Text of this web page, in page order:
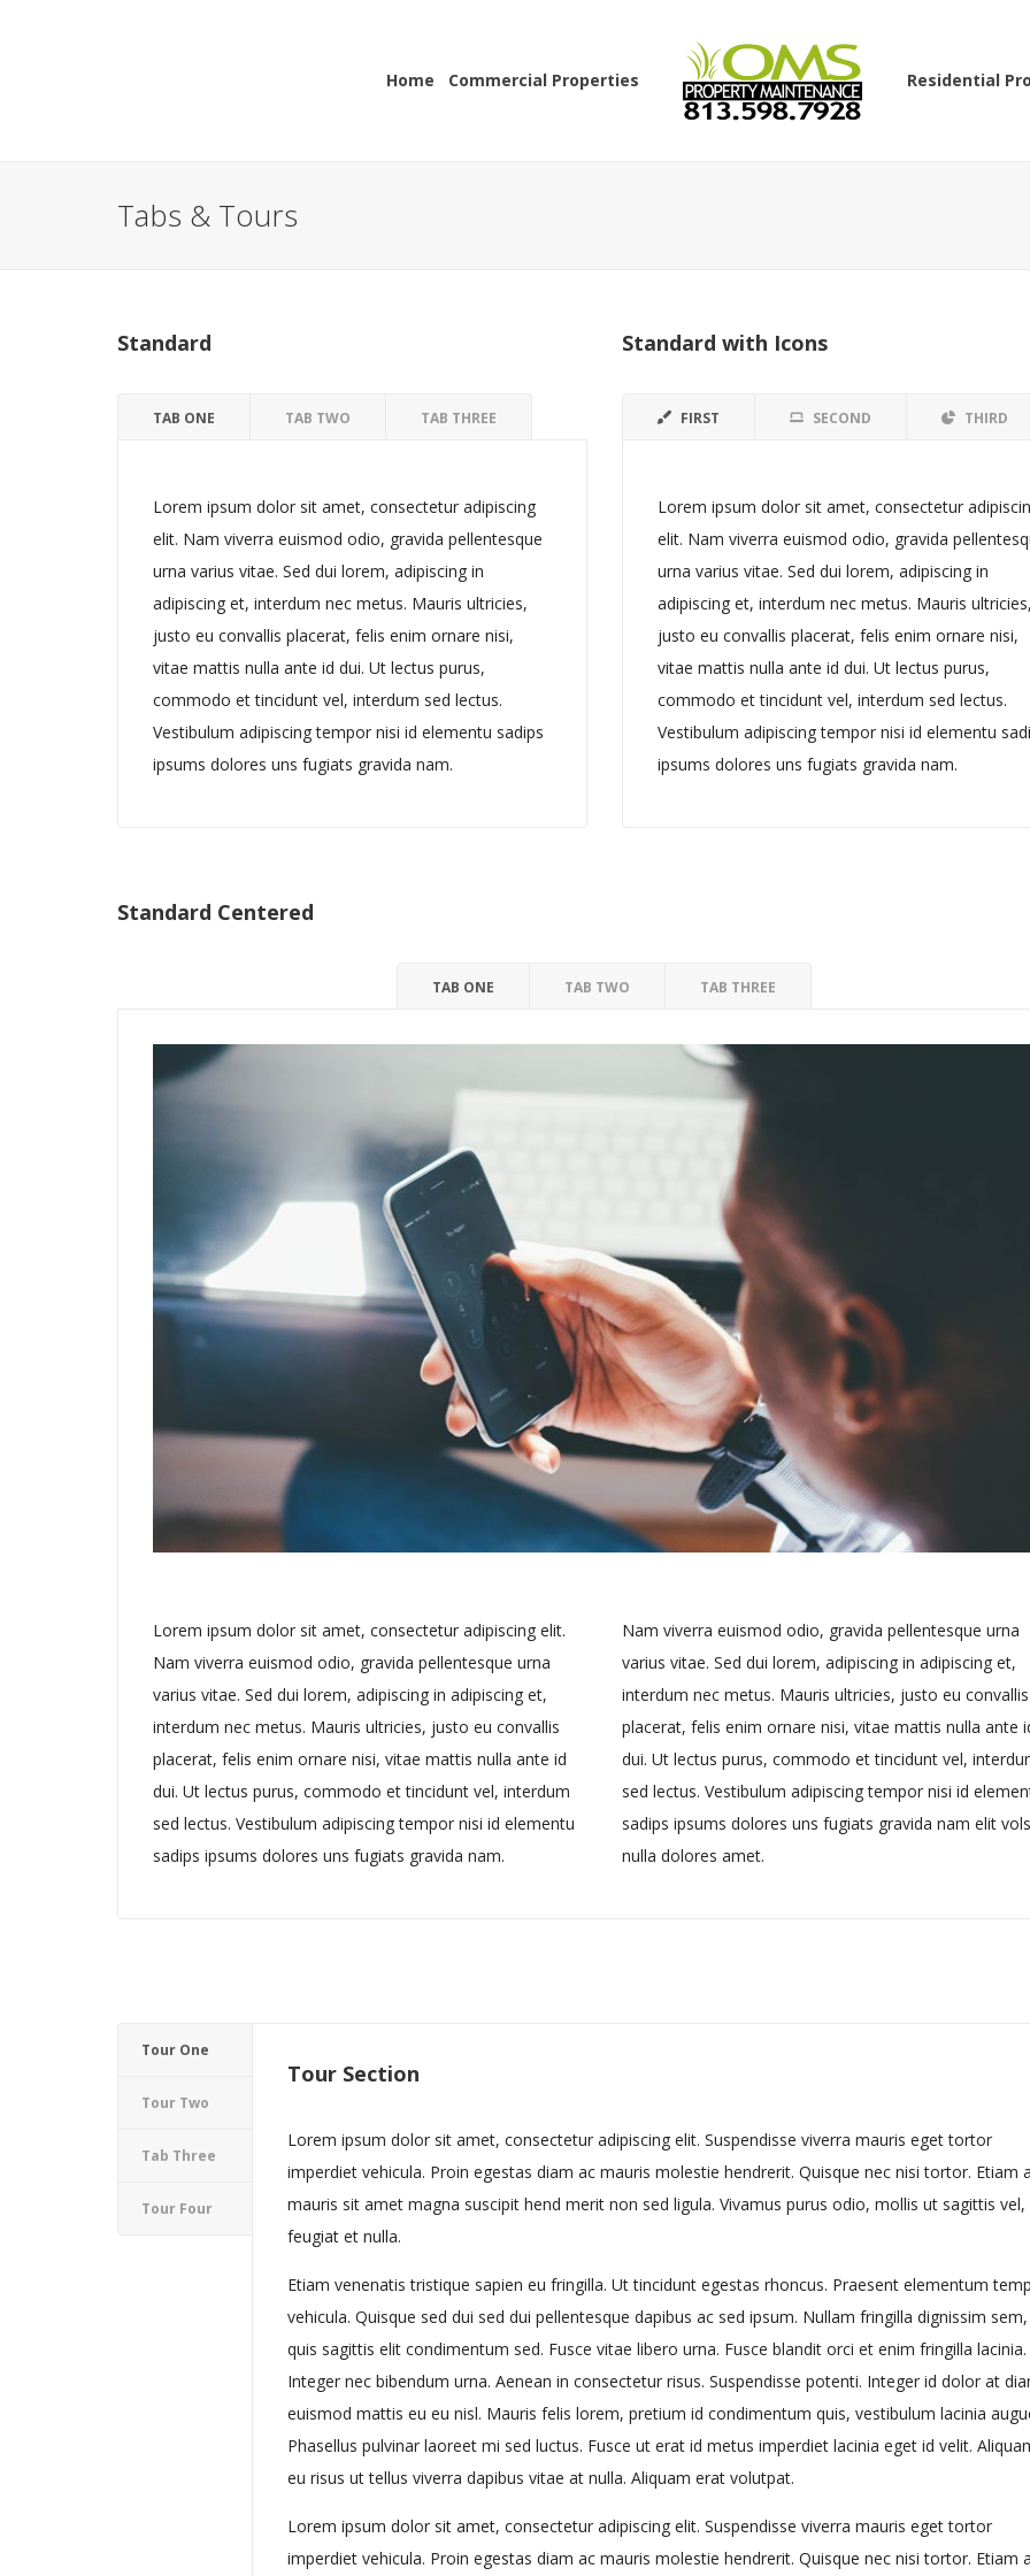
Home Commercial Properties Residential
Tabs & Tours
Standard
TAB ONE TAB TWO TAB THREE
Lorem ipsum dolor sit amet, consectetur adipiscing
elit. Nam viverra euismod odio, gravida pellentesque
urna varius vitae. Sed dui lorem, adipiscing in
adipiscing et, interdum nec metus. Mauris ultricies,
justo eu convallis placerat, felis enim ornare nisi,
vitae mattis nulla ante id dui. Ut lectus purus,
commodo et tincidunt vel, interdum sed lectus.
Vestibulum adipiscing tempor nisi id elementu sadips
ipsums dolores uns fugiats gravida nam.
Standard with Icons
FIRST SECOND THIRD
Lorem ipsum dolor sit amet, consectetur
elit. Nam viverra euismod odio, gravida
urna varius vitae. Sed dui lorem, adipiscing in
adipiscing et, interdum nec metus. Mauris ultricies,
justo eu convallis placerat, felis enim ornare nisi,
vitae mattis nulla ante id dui. Ut lectus purus,
commodo et tincidunt vel, interdum sed lectus.
Vestibulum adipiscing tempor nisi id elementu
ipsums dolores uns fugiats gravida nam.
Standard Centered
TAB ONE TAB TWO TAB THREE
Lorem ipsum dolor sit amet, consectetur adipiscing elit.
Nam viverra euismod odio, gravida pellentesque urna
varius vitae. Sed dui lorem, adipiscing in adipiscing et,
interdum nec metus. Mauris ultricies, justo eu convallis
placerat, felis enim ornare nisi, vitae mattis nulla ante id
dui. Ut lectus purus, commodo et tincidunt vel, interdum
sed lectus. Vestibulum adipiscing tempor nisi id elementu
sadips ipsums dolores uns fugiats gravida nam.
Nam viverra euismod odio, gravida pellentesque urna
varius vitae. Sed dui lorem, adipiscing in adipiscing et,
interdum nec metus. Mauris ultricies, justo eu convallis
placerat, felis enim ornare nisi, vitae mattis nulla ante
dui. Ut lectus purus, commodo et tincidunt vel,
sed lectus. Vestibulum adipiscing tempor nisi id
sadips ipsums dolores uns fugiats gravida nam elit vols
nulla dolores amet.
Tour One
Tour Two
Tab Three
Tour Four
Tour Section
Lorem ipsum dolor sit amet, consectetur adipiscing elit. Suspendisse viverra mauris eget tortor
imperdiet vehicula. Proin egestas diam ac mauris molestie hendrerit. Quisque nec nisi tortor. Etiam
mauris sit amet magna suscipit hend merit non sed ligula. Vivamus purus odio, mollis ut sagittis vel,
feugiat et nulla.
Etiam venenatis tristique sapien eu fringilla. Ut tincidunt egestas rhoncus. Praesent elementum
vehicula. Quisque sed dui sed dui pellentesque dapibus ac sed ipsum. Nullam fringilla dignissim sem,
quis sagittis elit condimentum sed. Fusce vitae libero urna. Fusce blandit orci et enim fringilla lacinia.
Integer nec bibendum urna. Aenean in consectetur risus. Suspendisse potenti. Integer id dolor at
euismod mattis eu eu nisl. Mauris felis lorem, pretium id condimentum quis, vestibulum lacinia
Phasellus pulvinar laoreet mi sed luctus. Fusce ut erat id metus imperdiet lacinia eget id velit.
eu risus ut tellus viverra dapibus vitae at nulla. Aliquam erat volutpat.
Lorem ipsum dolor sit amet, consectetur adipiscing elit. Suspendisse viverra mauris eget tortor
imperdiet vehicula. Proin egestas diam ac mauris molestie hendrerit. Quisque nec nisi tortor. Etiam